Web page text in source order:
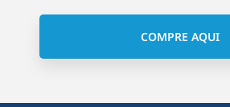
COMPRE AQUI